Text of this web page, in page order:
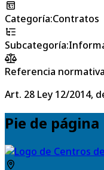
Categoría:Contratos
Subcategoría:
Referencia
Art. 28 Ley 12/2014,
Pie de página